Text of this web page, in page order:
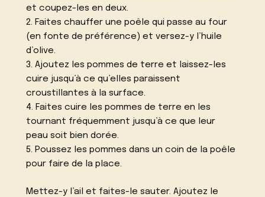
et coupez-les en deux.
2. Faites chauffer une poêle qui passe au four
(en fonte de préférence) et versez-y l’huile
d’olive.
3. Ajoutez les pommes de terre et laissez-les
cuire jusqu’à ce qu’elles paraissent
croustillantes à la surface.
4. Faites cuire les pommes de terre en les
tournant fréquemment jusqu’à ce que leur
peau soit bien dorée.
5. Poussez les pommes dans un coin de la poêle
pour faire de la place.
Mettez-y l’ail et faites-le sauter. Ajoutez le